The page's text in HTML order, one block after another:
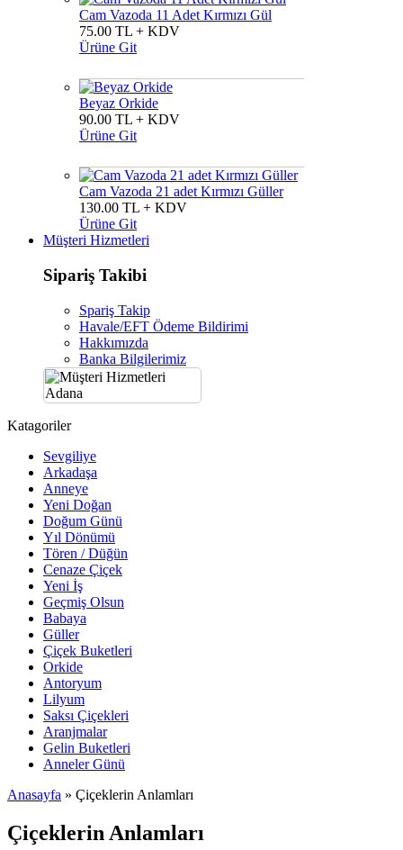
Cam Vazoda 11 Adet Kırmızı Gül
75.00 TL + KDV
Ürüne Git
Beyaz Orkide
90.00 TL + KDV
Ürüne Git
Cam Vazoda 21 adet Kırmızı Güller
130.00 TL + KDV
Ürüne Git
Müşteri Hizmetleri
Sipariş Takibi
Spariş Takip
Havale/EFT Ödeme Bildirimi
Hakkımızda
Banka Bilgilerimiz
Katagoriler
Sevgiliye
Arkadaşa
Anneye
Yeni Doğan
Doğum Günü
Yıl Dönümü
Tören / Düğün
Cenaze Çiçek
Yeni İş
Geçmiş Olsun
Babaya
Güller
Çiçek Buketleri
Orkide
Antoryum
Lilyum
Saksı Çiçekleri
Aranjmalar
Gelin Buketleri
Anneler Günü
Anasayfa » Çiçeklerin Anlamları
Çiçeklerin Anlamları